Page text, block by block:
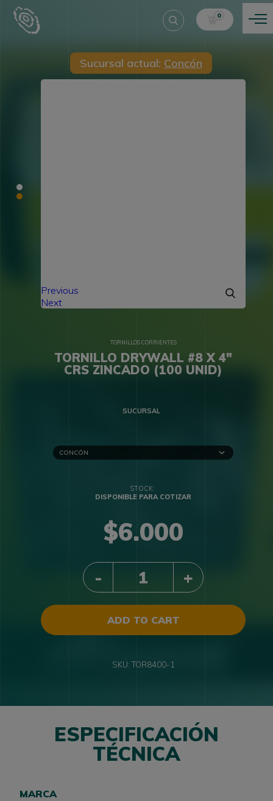
0
Sucursal actual: Concón
Previous
Next
TORNILLOS CORRIENTES
TORNILLO DRYWALL #8 X 4″
CRS ZINCADO (100 UNID)
SUCURSAL
DISPONIBLE PARA COTIZAR
$6.000
ADD TO CART
SKU: TOR8400-1
ESPECIFICACIÓN
TÉCNICA
MARCA